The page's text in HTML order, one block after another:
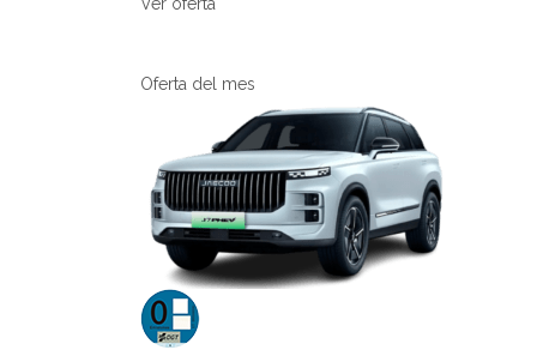
Ver oferta
Oferta del mes